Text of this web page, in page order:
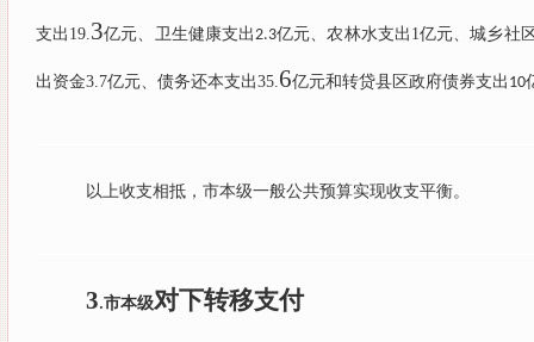
支出 19.3亿元、卫生健康支出2.3亿元、农林水支出 1亿元、城乡社
出资金3.7亿元、债务还本支出35.6亿元和转贷县区政府债券支出 10
以上收支相抵，市本级一般公共预算实现收支平衡。
3.市本级对下转移支付